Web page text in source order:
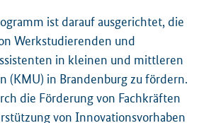
ist darauf ausgerichtet, die
Werkstudierenden und
in kleinen und mittleren
(KMU) in Brandenburg zu fördern.
die Förderung von Fachkräften
von Innovationsvorhaben